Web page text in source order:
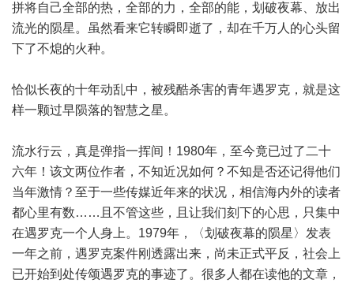
拼将自己全部的热，全部的力，全部的能，划破夜幕、放出
流光的陨星。虽然看来它转瞬即逝了，却在千万人的心头留
下了不熄的火种。
恰似长夜的十年动乱中，被残酷杀害的青年遇罗克，就是这
样一颗过早陨落的智慧之星。
流水行云，真是弹指一挥间！1980年，至今竟已过了二十
六年！该文两位作者，不知近况如何？不知是否还记得他们
当年激情？至于一些传媒近年来的状况，相信海内外的读者
都心里有数……且不管这些，且让我们刻下的心思，只集中
在遇罗克一个人身上。1979年，〈划破夜幕的陨星〉发表
一年之前，遇罗克案件刚透露出来，尚未正式平反，社会上
已开始到处传颂遇罗克的事迹了。很多人都在读他的文章，